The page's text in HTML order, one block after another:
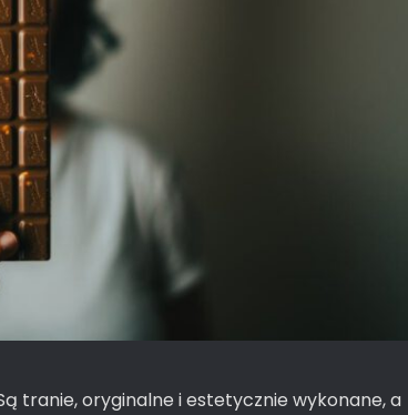
tranie, oryginalne i estetycznie wykonane, a